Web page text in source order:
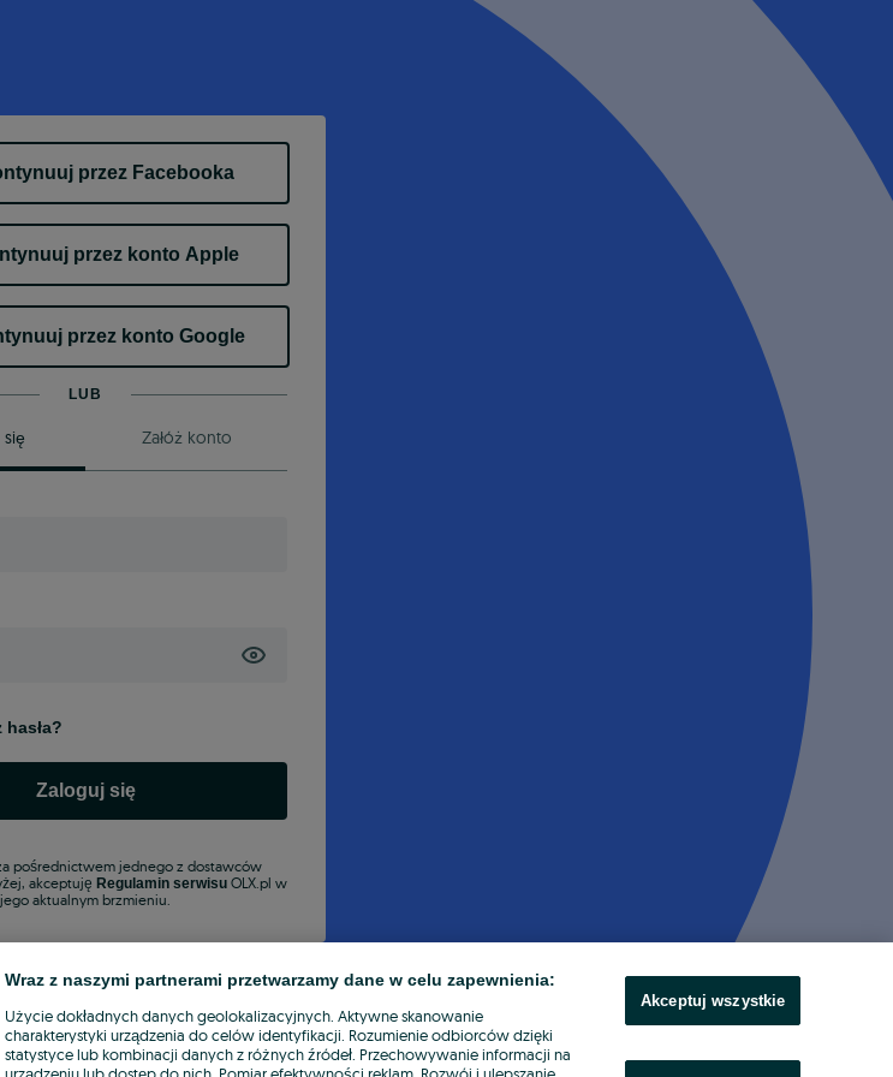
przez Facebooka
przez konto Apple
przez konto Google
LUB
Załóż konto
hasła?
Zaloguj się
pośrednictwem jednego z dostawców
akceptuję Regulamin serwisuOLX.pl w
jego aktualnym brzmieniu.
Wraz z naszymi partnerami przetwarzamy dane w celu zapewnienia:
Użycie dokładnych danych geolokalizacyjnych. Aktywne skanowanie
charakterystyki urządzenia do celów identyfikacji. Rozumienie odbiorców dzięki
statystyce lub kombinacji danych z różnych źródeł. Przechowywanie informacji na
Akceptuj wszystkie